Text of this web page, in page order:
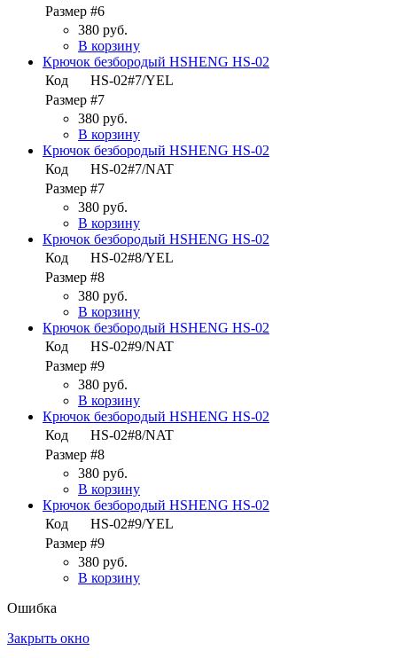
Размер #6
380 руб.
В корзину
Крючок безбородый HSHENG HS-02
Код
HS-02#7/YEL
Размер #7
380 руб.
В корзину
Крючок безбородый HSHENG HS-02
Код
HS-02#7/NAT
Размер #7
380 руб.
В корзину
Крючок безбородый HSHENG HS-02
Код
HS-02#8/YEL
Размер #8
380 руб.
В корзину
Крючок безбородый HSHENG HS-02
Код
HS-02#9/NAT
Размер #9
380 руб.
В корзину
Крючок безбородый HSHENG HS-02
Код
HS-02#8/NAT
Размер #8
380 руб.
В корзину
Крючок безбородый HSHENG HS-02
Код
HS-02#9/YEL
Размер #9
380 руб.
В корзину
Ошибка
Закрыть окно